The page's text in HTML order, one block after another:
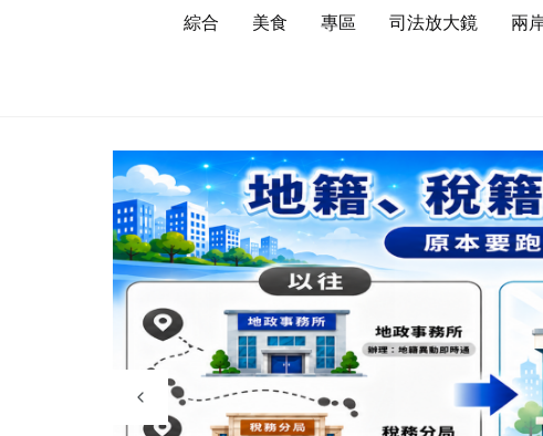
綜合 美食 專區 司法放大鏡 兩